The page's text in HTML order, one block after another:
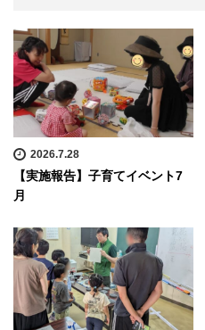
2026.7.28
【実施報告】子育てイベント7
月